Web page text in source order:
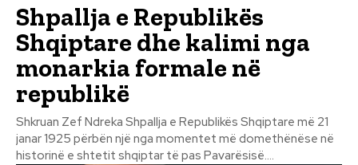
Shpallja e Republikës
Shqiptare dhe kalimi nga
monarkia formale në
republikë
Shkruan Zef Ndreka Shpallja e Republikës Shqiptare më 21
janar 1925 përbën një nga momentet më domethënëse në
historinë e shtetit shqiptar të pas Pavarësisë....